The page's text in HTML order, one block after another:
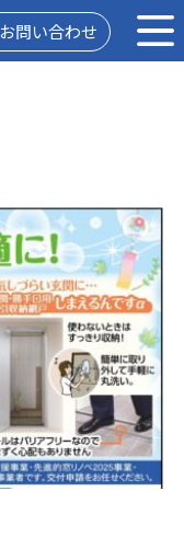
お問い合わせ